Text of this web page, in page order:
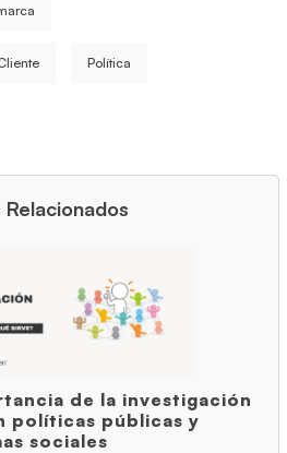
Política
de la investigación
políticas públicas y
sociales